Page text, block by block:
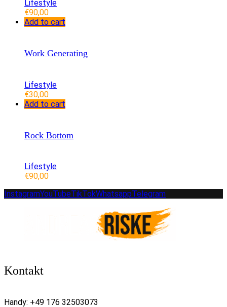
Lifestyle
€90,00
Add to cart
Work Generating
Lifestyle
€30,00
Add to cart
Rock Bottom
Lifestyle
€90,00
InstagramYouTubeTikTokWhatsappTelegram
Kontakt
Handy: +49 176 32503073